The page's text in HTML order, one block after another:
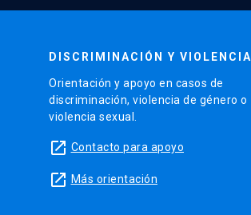
DISCRIMINACIÓN Y VIOLENCIA
Orientación y apoyo en casos de
discriminación, violencia de género o
violencia sexual.
launch Contacto para apoyo
launch Más orientación